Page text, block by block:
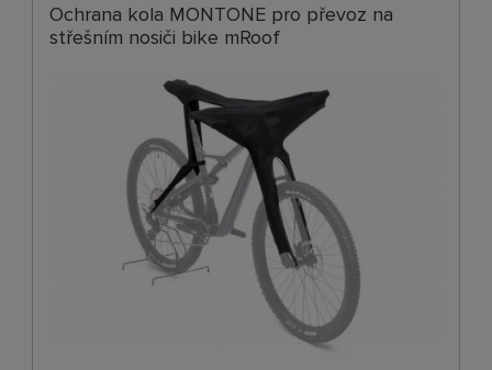
Ochrana kola MONTONE pro převoz na
střešním nosiči bike mRoof